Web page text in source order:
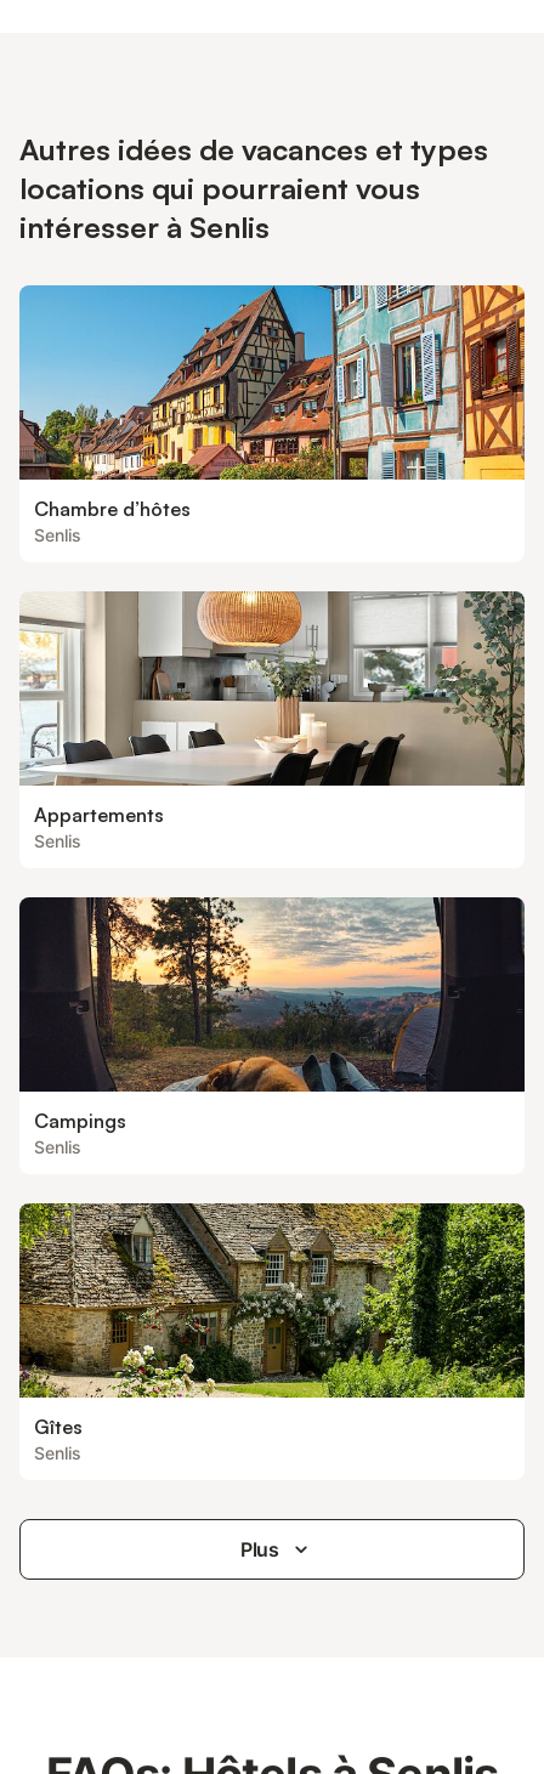
Autres idées de vacances et types
locations qui pourraient vous
intéresser à Senlis
Chambre d’hôtes
Senlis
Appartements
Senlis
Campings
Senlis
Gîtes
Senlis
Plus